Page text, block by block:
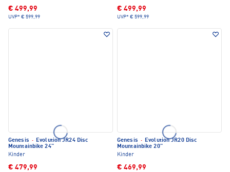
€ 499,99
UVP* € 599,99
€ 499,99
UVP* € 599,99
Genesis · Evolution JR24 Disc
Mountainbike 24"
Kinder
€ 479,99
Genesis · Evolution JR20 Disc
Mountainbike 20"
Kinder
€ 469,99